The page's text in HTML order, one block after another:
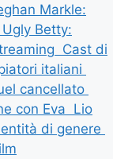
Markle:
Ugly Betty:
Cast di
italiani
cancellato
con Eva Lio
di genere